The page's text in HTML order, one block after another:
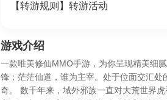
【转游规则】转游活动
游戏介绍
一款唯美修仙MMO手游，为你呈现精美细
锋；茫茫仙道，谁为主宰。处于位面交汇
奇。 数千年来，域外邪族一直对大荒世界